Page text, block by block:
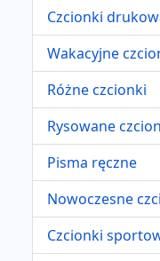
Czcionki
Wakacyjne
Różne czcionki
Rysowane
Pisma ręczne
Nowoczesne
Czcionki